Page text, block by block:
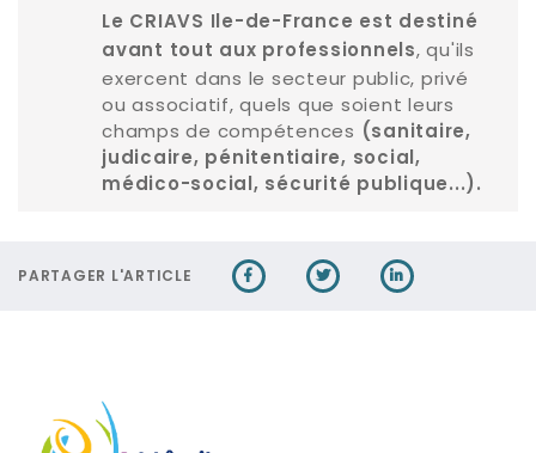
Le CRIAVS Ile-de-France est destiné
avant tout aux professionnels, qu'ils
exercent dans le secteur public, privé
ou associatif, quels que soient leurs
champs de compétences (sanitaire,
judicaire, pénitentiaire, social,
médico-social, sécurité publique...).
PARTAGER L'ARTICLE